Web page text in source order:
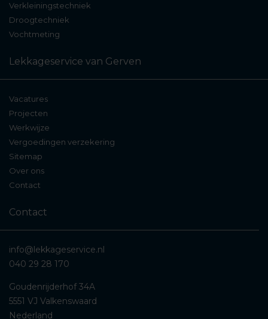
Warm- en koudwaterleidingen
Cv-leidingen en koppelingen
Afvoeren , sifons, toilet
Vloerverwarmingssystemen
Gasleidingen en gaslekken
Bouwkundige lekkages
(van buitenaf):
Platte daken,pannendaken,dakramen
Gevellekkages
Kimnadenen
Verkleiningstechniek
Droogtechniek
Vochtmeting
Lekkageservice van Gerven
Vacatures
Projecten
Werkwijze
Vergoedingen verzekering
Sitemap
Over ons
Contact
Contact
info@lekkageservice.nl
040 29 28 170
Goudenrijderhof 34A
5551 VJ Valkenswaard
Nederland